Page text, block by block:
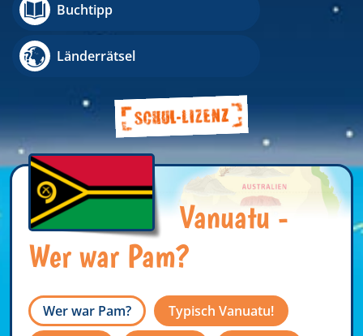
Buchtipp
Länderrätsel
Vanuatu -
Wer war Pam?
Wer war Pam?
Typisch Vanuatu!